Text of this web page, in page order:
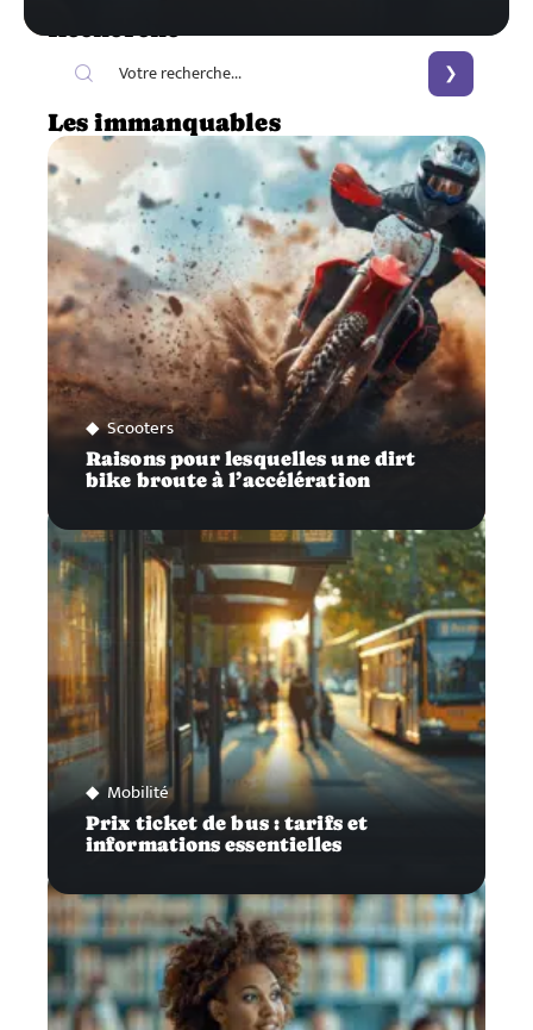
Les immanquables
Scooters
Raisons pour lesquelles une dirt
bike broute à l’accélération
Mobilité
Prix ticket de bus : tarifs et
informations essentielles